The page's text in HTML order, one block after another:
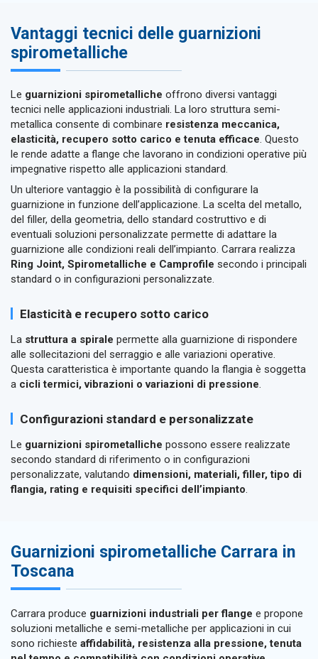
Vantaggi tecnici delle guarnizioni
spirometalliche
Le guarnizioni spirometalliche offrono diversi vantaggi
tecnici nelle applicazioni industriali. La loro struttura semi-
metallica consente di combinare resistenza meccanica,
elasticità, recupero sotto carico e tenuta efficace. Questo
le rende adatte a flange che lavorano in condizioni operative più
impegnative rispetto alle applicazioni standard.
Un ulteriore vantaggio è la possibilità di configurare la
guarnizione in funzione dell’applicazione. La scelta del metallo,
del filler, della geometria, dello standard costruttivo e di
eventuali soluzioni personalizzate permette di adattare la
guarnizione alle condizioni reali dell’impianto. Carrara realizza
Ring Joint, Spirometalliche e Camprofile secondo i principali
standard o in configurazioni personalizzate.
Elasticità e recupero sotto carico
La struttura a spirale permette alla guarnizione di rispondere
alle sollecitazioni del serraggio e alle variazioni operative.
Questa caratteristica è importante quando la flangia è soggetta
a cicli termici, vibrazioni o variazioni di pressione.
Configurazioni standard e personalizzate
Le guarnizioni spirometalliche possono essere realizzate
secondo standard di riferimento o in configurazioni
personalizzate, valutando dimensioni, materiali, filler, tipo di
flangia, rating e requisiti specifici dell’impianto.
Guarnizioni spirometalliche Carrara in
Toscana
Carrara produce guarnizioni industriali per flange e propone
soluzioni metalliche e semi-metalliche per applicazioni in cui
sono richieste affidabilità, resistenza alla pressione, tenuta